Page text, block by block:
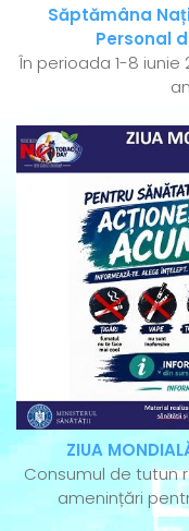
Săptămâna
Personal
În perioada 1-8 iunie
ZIUA
Consumul de tutun
amenințări